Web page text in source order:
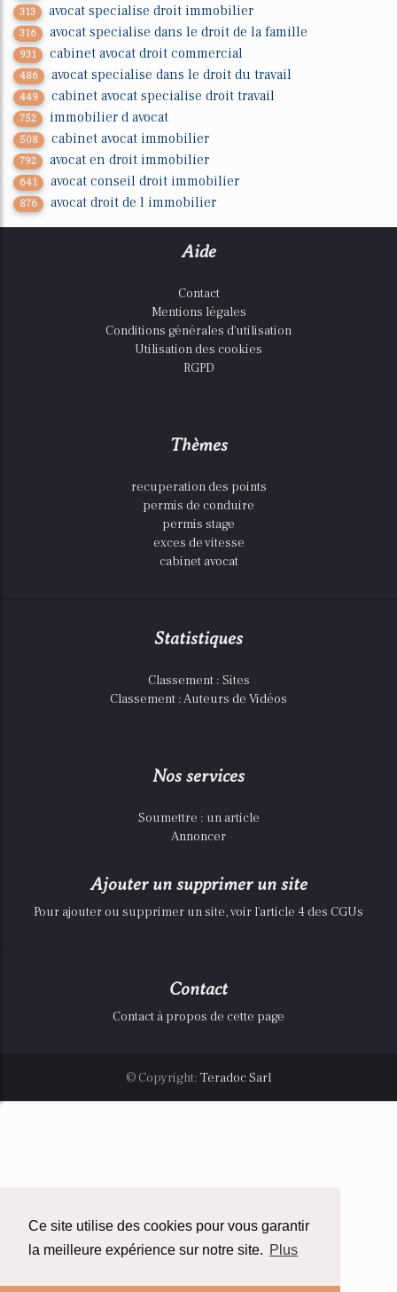
Ce site utilise des cookies pour vous garantir
la meilleure expérience sur notre site. Plus
313 avocat specialise droit immobilier
316 avocat specialise dans le droit de la famille
931 cabinet avocat droit commercial
486 avocat specialise dans le droit du travail
449 cabinet avocat specialise droit travail
752 immobilier d avocat
508 cabinet avocat immobilier
792 avocat en droit immobilier
641 avocat conseil droit immobilier
876 avocat droit de l immobilier
Aide
Contact
Mentions légales
Conditions générales d'utilisation
Utilisation des cookies
RGPD
Thèmes
recuperation des points
permis de conduire
permis stage
exces de vitesse
cabinet avocat
Statistiques
Classement : Sites
Classement : Auteurs de Vidéos
Nos services
Soumettre : un article
Annoncer
Ajouter un supprimer un site
Pour ajouter ou supprimer un site, voir l'article 4 des CGUs
Contact
Contact à propos de cette page
© Copyright: Teradoc Sarl